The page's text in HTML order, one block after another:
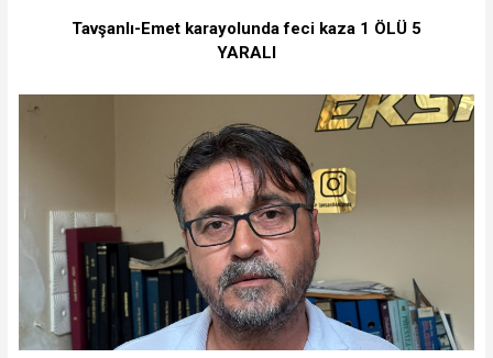
Tavşanlı-Emet karayolunda feci kaza 1 ÖLÜ 5
YARALI